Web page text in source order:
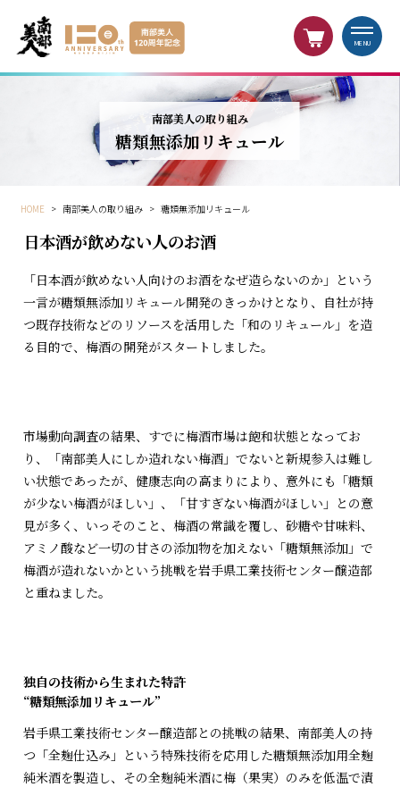
MENU
南部美人の取り組み
糖類無添加リキュール
HOME > 南部美人の取り組み > 糖類無添加リキュール
日本酒が飲めない人のお酒
「日本酒が飲めない人向けのお酒をなぜ造らないのか」という
一言が糖類無添加リキュール開発のきっかけとなり、自社が持
つ既存技術などのリソースを活用した「和のリキュール」を造
る目的で、梅酒の開発がスタートしました。
市場動向調査の結果、すでに梅酒市場は飽和状態となってお
り、「南部美人にしか造れない梅酒」でないと新規参入は難し
い状態であったが、健康志向の高まりにより、意外にも「糖類
が少ない梅酒がほしい」、「甘すぎない梅酒がほしい」との意
見が多く、いっそのこと、梅酒の常識を覆し、砂糖や甘味料、
アミノ酸など一切の甘さの添加物を加えない「糖類無添加」で
梅酒が造れないかという挑戦を岩手県工業技術センター醸造部
と重ねました。
独自の技術から生まれた特許
“糖類無添加リキュール”
岩手県工業技術センター醸造部との挑戦の結果、南部美人の持
つ「全麹仕込み」という特殊技術を応用した糖類無添加用全麹
純米酒を製造し、その全麹純米酒に梅（果実）のみを低温で漬